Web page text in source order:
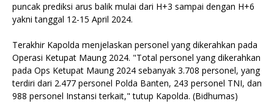
puncak prediksi arus balik mulai dari H+3 sampai dengan H+6
yakni tanggal 12-15 April 2024.
Terakhir Kapolda menjelaskan personel yang dikerahkan pada
Operasi Ketupat Maung 2024. "Total personel yang dikerahkan
pada Ops Ketupat Maung 2024 sebanyak 3.708 personel, yang
terdiri dari 2.477 personel Polda Banten, 243 personel TNI, dan
988 personel Instansi terkait," tutup Kapolda. (Bidhumas)